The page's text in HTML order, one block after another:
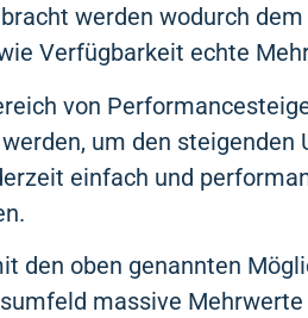
werden wodurch
Verfügbarkeit echte
von
um den steigenden
einfach und
den oben genannten
massive